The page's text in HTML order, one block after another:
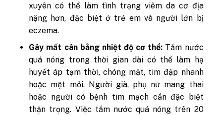
xuyên có thể làm tình trạng viêm da cơ địa
nặng hơn, đặc biệt ở trẻ em và người lớn bị
eczema.
Gây mất cân bằng nhiệt độ cơ thể: Tắm nước
quá nóng trong thời gian dài có thể làm hạ
huyết áp tạm thời, chóng mặt, tim đập nhanh
hoặc mệt mỏi. Người già, phụ nữ mang thai
hoặc người có bệnh tim mạch cần đặc biệt
thận trọng. Việc tắm nước quá nóng trên 20